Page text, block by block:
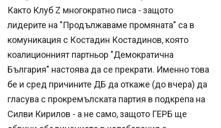
Както Клуб Z многократно писа - защото
лидерите на "Продължаваме промяната" са в
комуникация с Костадин Костадинов, която
коалиционният партньор "Демократична
България" настоява да се прекрати. Именно това
бе и сред причините ДБ да откаже (до вчера) да
гласува с прокремълската партия в подкрепа на
Силви Кирилов - а не само, защото ГЕРБ ще